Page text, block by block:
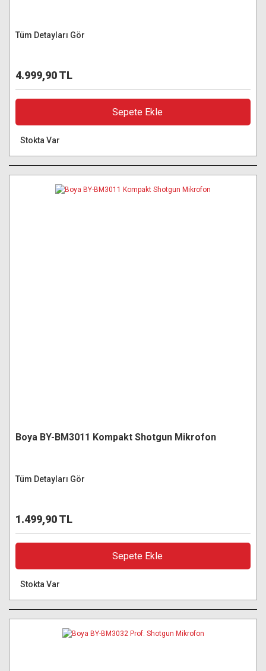
Tüm Detayları Gör
4.999,90 TL
Sepete Ekle
Stokta Var
Boya BY-BM3011 Kompakt Shotgun Mikrofon
Tüm Detayları Gör
1.499,90 TL
Sepete Ekle
Stokta Var